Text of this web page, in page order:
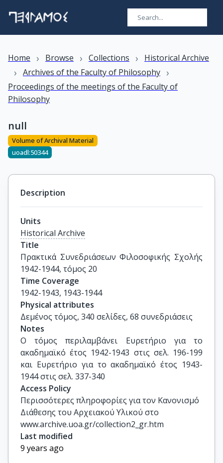
Home › Browse › Collections › Historical Archive
› Archives of the Faculty of Philosophy ›
Proceedings of the meetings of the Faculty of
Philosophy
null
Volume of Archival Material
uoadl:50344
Description
Units
Historical Archive
Title
Πρακτικά Συνεδριάσεων Φιλοσοφικής Σχολής
1942-1944, τόμος 20
Time Coverage
1942-1943, 1943-1944
Physical attributes
Δεμένος τόμος, 340 σελίδες, 68 συνεδριάσεις
Notes
Ο τόμος περιλαμβάνει Ευρετήριο για το
ακαδημαϊκό έτος 1942-1943 στις σελ. 196-199
και Ευρετήριο για το ακαδημαϊκό έτος 1943-
1944 στις σελ. 337-340
Access Policy
Περισσότερες πληροφορίες για τον Κανονισμό
Διάθεσης του Αρχειακού Υλικού στο
www.archive.uoa.gr/collection2_gr.htm
Last modified
9 years ago